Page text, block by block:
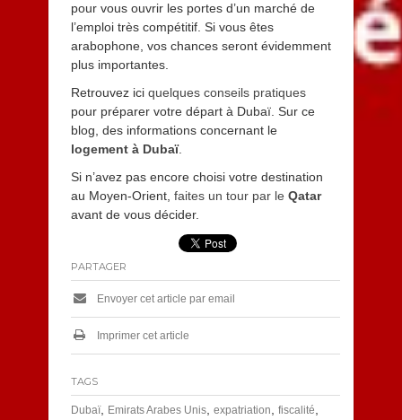
pour vous ouvrir les portes d’un marché de
l’emploi très compétitif. Si vous êtes
arabophone, vos chances seront évidemment
plus importantes.
Retrouvez ici quelques conseils pratiques
pour préparer votre départ à Dubaï. Sur ce
blog, des informations concernant le
logement à Dubaï.
Si n’avez pas encore choisi votre destination
au Moyen-Orient, faites un tour par le Qatar
avant de vous décider.
PARTAGER
Envoyer cet article par email
Imprimer cet article
TAGS
Dubaï, Emirats Arabes Unis, expatriation fiscalité